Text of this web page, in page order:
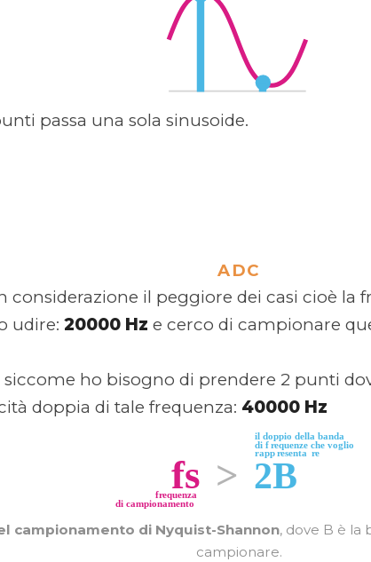
passa una sola sinusoide.
ADC
considerazione il peggiore dei casi cioè la
udire: 20000 Hz e cerco di campionare
siccome ho bisogno di prendere 2 punti
doppia di tale frequenza: 40000 Hz
campionamento di Nyquist-Shannon, dove B è la
campionare.